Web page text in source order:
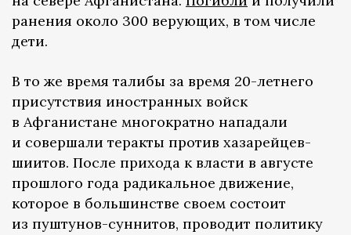
ранения около 300 верующих, в том числе
дети.
В то же время талибы за время 20-летнего
присутствия иностранных войск
в Афганистане многократно нападали
и совершали теракты против хазарейцев-
шиитов. После прихода к власти в августе
прошлого года радикальное движение,
которое в большинстве своем состоит
из пуштунов-суннитов, проводит политику